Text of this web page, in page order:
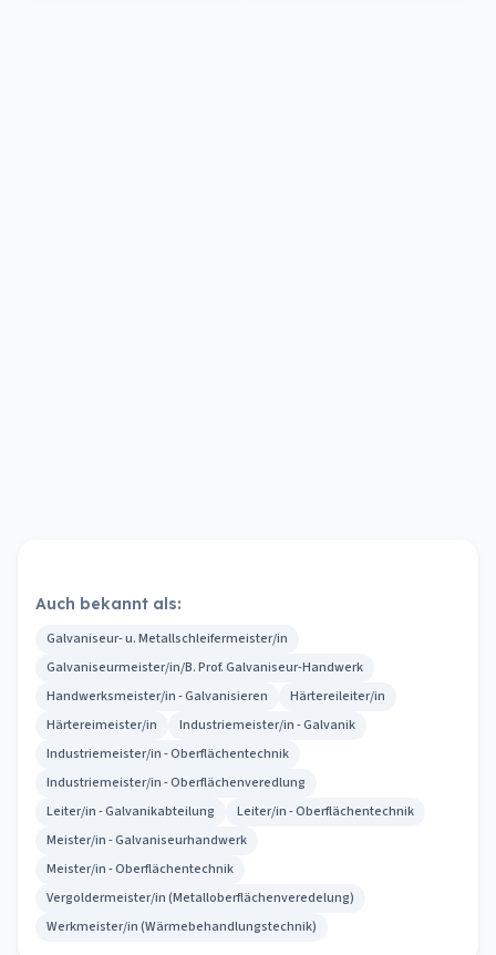
Auch bekannt als:
Galvaniseur- u. Metallschleifermeister/in
Galvaniseurmeister/in/B. Prof. Galvaniseur-Handwerk
Handwerksmeister/in - Galvanisieren
Härtereileiter/in
Härtereimeister/in
Industriemeister/in - Galvanik
Industriemeister/in - Oberflächentechnik
Industriemeister/in - Oberflächenveredlung
Leiter/in - Galvanikabteilung
Leiter/in - Oberflächentechnik
Meister/in - Galvaniseurhandwerk
Meister/in - Oberflächentechnik
Vergoldermeister/in (Metalloberflächenveredelung)
Werkmeister/in (Wärmebehandlungstechnik)